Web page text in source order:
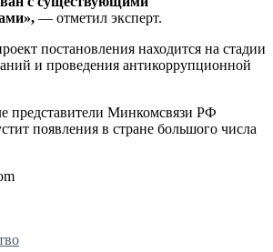
— отметил эксперт.
постановления находится на стадии
и проведения антикоррупционной
представители Минкомсвязи РФ
появления в стране большого числа